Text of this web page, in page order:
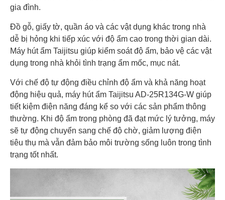
gia đình.
Đồ gỗ, giấy tờ, quần áo và các vật dụng khác trong nhà
dễ bị hỏng khi tiếp xúc với độ ẩm cao trong thời gian dài.
Máy hút ẩm Taijitsu giúp kiểm soát độ ẩm, bảo vệ các vật
dụng trong nhà khỏi tình trạng ẩm mốc, mục nát.
Với chế độ tự động điều chỉnh độ ẩm và khả năng hoạt
động hiệu quả, máy hút ẩm Taijitsu AD-25R134G-W giúp
tiết kiệm điện năng đáng kể so với các sản phẩm thông
thường. Khi độ ẩm trong phòng đã đạt mức lý tưởng, máy
sẽ tự động chuyển sang chế độ chờ, giảm lượng điện
tiêu thụ mà vẫn đảm bảo môi trường sống luôn trong tình
trạng tốt nhất.